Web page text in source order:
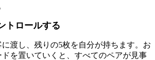
トロールする
渡し、残りの5枚を自分が持ちます。お
を置いていくと、すべてのペアが見事